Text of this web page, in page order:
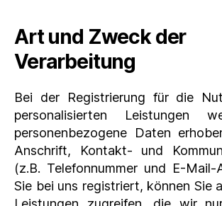
Art und Zweck der
Verarbeitung
Bei der Registrierung für die
personalisierten Leistungen
personenbezogene Daten
Anschrift, Kontakt- und
(z.B. Telefonnummer und E-Mail-
Sie bei uns registriert, können Sie